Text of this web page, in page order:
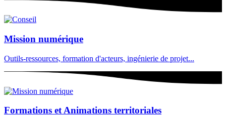
Mission numérique
Outils-ressources, formation d'acteurs, ingénierie de projet...
Formations et Animations territoriales